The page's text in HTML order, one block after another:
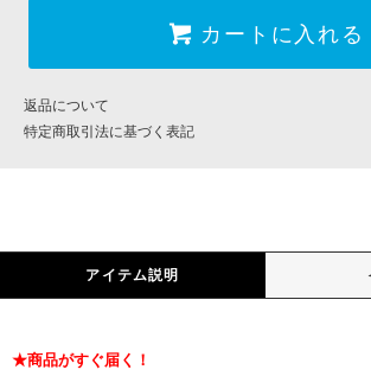
カートに入れる
返品について
特定商取引法に基づく表記
アイテム説明
★商品がすぐ届く！